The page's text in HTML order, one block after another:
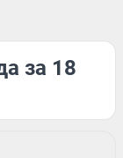
за 18